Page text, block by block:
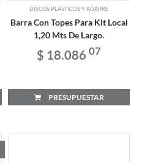
DISCOS PLASTICOS Y AGARRE
Barra Con Topes Para Kit Local
1,20 Mts De Largo.
$ 18.086 07
PRESUPUESTAR